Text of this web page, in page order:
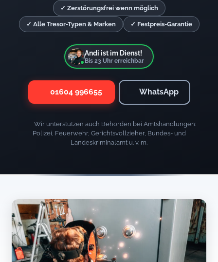
✓ Zerstörungsfrei wenn möglich
✓ Alle Tresor-Typen & Marken ✓ Festpreis-Garantie
Andi ist im Dienst!
Bis 23 Uhr erreichbar
01604 996655 WhatsApp
Wir unterstützen auch Behörden bei Amtshandlungen:
Polizei, Feuerwehr, Gerichtsvollzieher, Bundes- und
Landeskriminalamt u. v. m.